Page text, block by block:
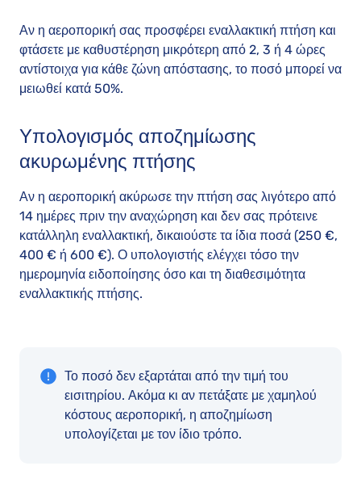
Αν η αεροπορική σας προσφέρει εναλλακτική πτήση και
φτάσετε με καθυστέρηση μικρότερη από 2, 3 ή 4 ώρες
αντίστοιχα για κάθε ζώνη απόστασης, το ποσό μπορεί να
μειωθεί κατά 50%.
Υπολογισμός αποζημίωσης
ακυρωμένης πτήσης
Αν η αεροπορική ακύρωσε την πτήση σας λιγότερο από
14 ημέρες πριν την αναχώρηση και δεν σας πρότεινε
κατάλληλη εναλλακτική, δικαιούστε τα ίδια ποσά (250 €,
400 € ή 600 €). Ο υπολογιστής ελέγχει τόσο την
ημερομηνία ειδοποίησης όσο και τη διαθεσιμότητα
εναλλακτικής πτήσης.
Το ποσό δεν εξαρτάται από την τιμή του
εισιτηρίου. Ακόμα κι αν πετάξατε με χαμηλού
κόστους αεροπορική, η αποζημίωση
υπολογίζεται με τον ίδιο τρόπο.